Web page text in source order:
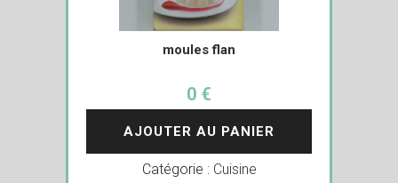
moules flan
0 €
AJOUTER AU PANIER
Catégorie : Cuisine